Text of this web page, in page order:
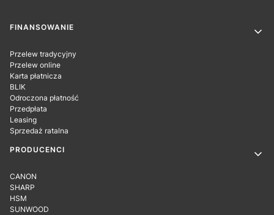
Linki w stopce
FINANSOWANIE
Przelew tradycyjny
Przelew online
Karta płatnicza
BLIK
Odroczona płatność
Przedpłata
Leasing
Sprzedaż ratalna
PRODUCENCI
CANON
SHARP
HSM
SUNWOOD